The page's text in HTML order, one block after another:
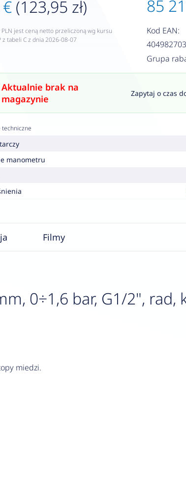
(123,95 zł)
PLN jest ceną netto przeliczoną wg kursu
z tabeli C z dnia 2026-08-07
85
Kod EAN:
Grupa
Aktualnie brak na
magazynie
Zapytaj o czas
techniczne
manometru
Filmy
0÷1,6 bar, G1/2", rad,
miedzi.